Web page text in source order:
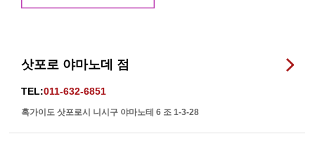
삿포로 야마노데 점
TEL:011-632-6851
혹가이도 삿포로시 니시구 야마노테 6 조 1-3-28